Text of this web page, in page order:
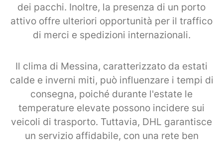
dei pacchi. Inoltre, la presenza di un porto
attivo offre ulteriori opportunità per il traffico
di merci e spedizioni internazionali.
Il clima di Messina, caratterizzato da estati
calde e inverni miti, può influenzare i tempi di
consegna, poiché durante l'estate le
temperature elevate possono incidere sui
veicoli di trasporto. Tuttavia, DHL garantisce
un servizio affidabile, con una rete ben